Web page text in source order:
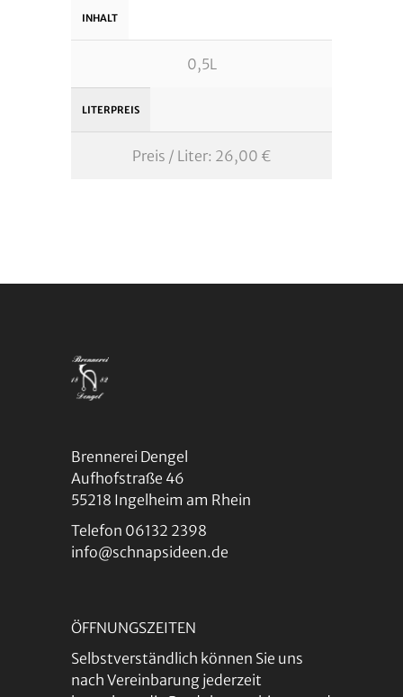
INHALT
0,5L
LITERPREIS
Preis / Liter: 26,00 €
Brennerei Dengel
Aufhofstraße 46
55218 Ingelheim am Rhein
Telefon 06132 2398
info@schnapsideen.de
ÖFFNUNGSZEITEN
Selbstverständlich können Sie uns
nach Vereinbarung jederzeit